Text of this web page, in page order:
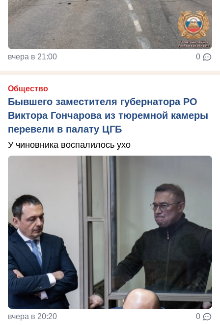
вчера в 21:00 0
Общество
Бывшего заместителя губернатора РО
Виктора Гончарова из тюремной камеры
перевели в палату ЦГБ
У чиновника воспалилось ухо
вчера в 20:20 0